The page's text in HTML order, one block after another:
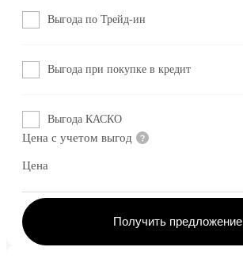
Выгода по Трейд-ин
Выгода при покупке в кредит
Выгода КАСКО
Цена с учетом выгод
Цена
Получить предложение